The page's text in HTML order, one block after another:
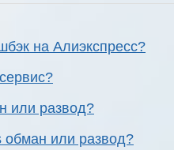
на Алиэкспресс?
или развод?
обман или развод?